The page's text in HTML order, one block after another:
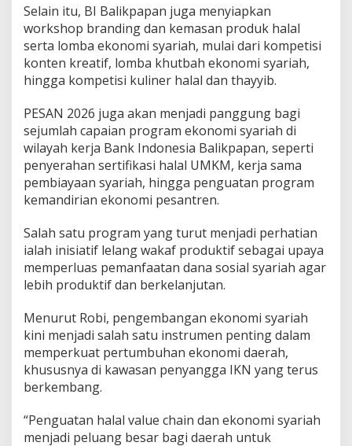
Selain itu, BI Balikpapan juga menyiapkan
workshop branding dan kemasan produk halal
serta lomba ekonomi syariah, mulai dari kompetisi
konten kreatif, lomba khutbah ekonomi syariah,
hingga kompetisi kuliner halal dan thayyib.
PESAN 2026 juga akan menjadi panggung bagi
sejumlah capaian program ekonomi syariah di
wilayah kerja Bank Indonesia Balikpapan, seperti
penyerahan sertifikasi halal UMKM, kerja sama
pembiayaan syariah, hingga penguatan program
kemandirian ekonomi pesantren.
Salah satu program yang turut menjadi perhatian
ialah inisiatif lelang wakaf produktif sebagai upaya
memperluas pemanfaatan dana sosial syariah agar
lebih produktif dan berkelanjutan.
Menurut Robi, pengembangan ekonomi syariah
kini menjadi salah satu instrumen penting dalam
memperkuat pertumbuhan ekonomi daerah,
khususnya di kawasan penyangga IKN yang terus
berkembang.
“Penguatan halal value chain dan ekonomi syariah
menjadi peluang besar bagi daerah untuk